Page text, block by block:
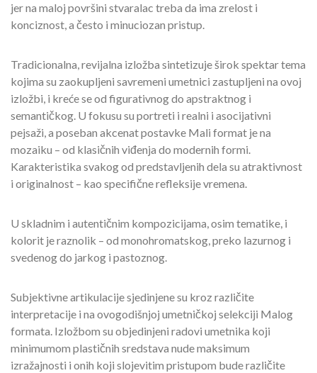
jer na maloj površini stvaralac treba da ima zrelost i
konciznost, a često i minuciozan pristup.
Tradicionalna, revijalna izložba sintetizuje širok spektar tema
kojima su zaokupljeni savremeni umetnici zastupljeni na ovoj
izložbi, i kreće se od figurativnog do apstraktnog i
semantičkog. U fokusu su portreti i realni i asocijativni
pejsaži, a poseban akcenat postavke Mali format je na
mozaiku – od klasičnih viđenja do modernih formi.
Karakteristika svakog od predstavljenih dela su atraktivnost
i originalnost – kao specifične refleksije vremena.
U skladnim i autentičnim kompozicijama, osim tematike, i
kolorit je raznolik – od monohromatskog, preko lazurnog i
svedenog do jarkog i pastoznog.
Subjektivne artikulacije sjedinjene su kroz različite
interpretacije i na ovogodišnjoj umetničkoj selekciji Malog
formata. Izložbom su objedinjeni radovi umetnika koji
minimumom plastičnih sredstava nude maksimum
izražajnosti i onih koji slojevitim pristupom bude različite